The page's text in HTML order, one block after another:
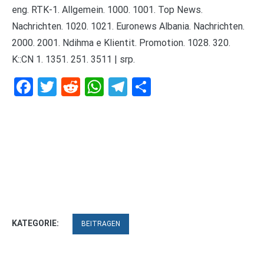
eng. RTK-1. Allgemein. 1000. 1001. Top News.
Nachrichten. 1020. 1021. Euronews Albania. Nachrichten.
2000. 2001. Ndihma e Klientit. Promotion. 1028. 320.
K::CN 1. 1351. 251. 3511 | srp.
Facebook
Twitter
RedditWhatsApp
Telegram
KATEGORIE: BEITRAGEN